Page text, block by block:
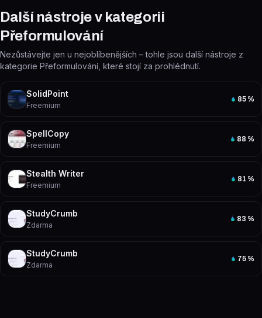
Další nástroje v kategorii
Přeformulování
Nezůstávejte jen u nejoblíbenějších – tohle jsou další nástroje z
kategorie Přeformulování, které stojí za prohlédnutí.
SolidPoint
Freemium
85 %
SpellCopy
Freemium
88 %
Stealth Writer
Freemium
81 %
StudyCrumb
Zdarma
83 %
StudyCrumb
Zdarma
75 %